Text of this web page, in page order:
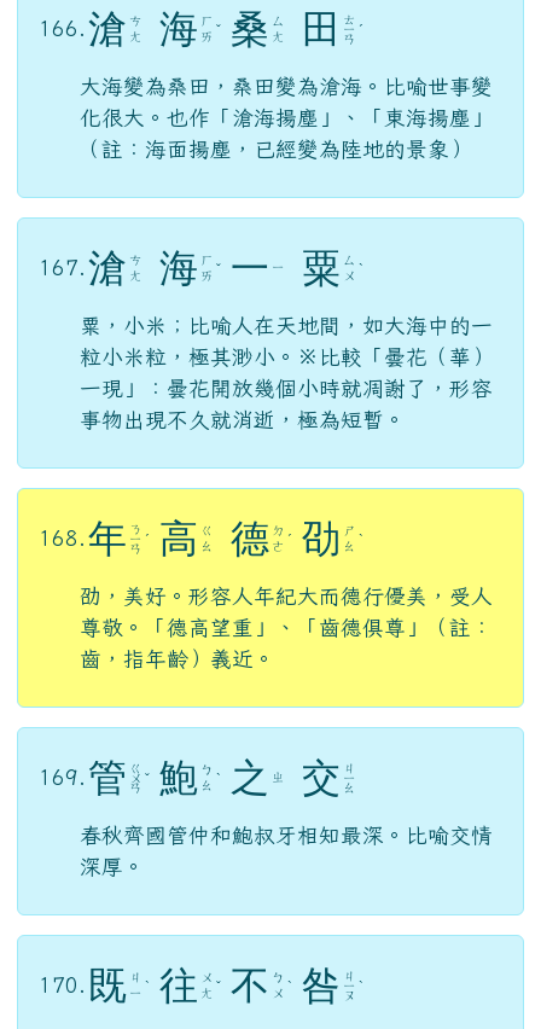
166. 滄 ㄘ
ㄤ
海 ㄏ
ㄞ ˇ 桑 ㄙ
ㄤ
田 ㄊ
ㄧ
ㄢ
ˊ
大海變為桑田，桑田變為滄海。比喻世事變
化很大。也作「滄海揚塵」、「東海揚塵」
（註：海面揚塵，已經變為陸地的景象）
167. 滄 ㄘ
ㄤ
海 ㄏ
ㄞ ˇ 一 ㄧ 粟 ㄙ
ㄨ ˋ
粟，小米；比喻人在天地間，如大海中的一
粒小米粒，極其渺小。※比較「曇花（華）
一現」：曇花開放幾個小時就凋謝了，形容
事物出現不久就消逝，極為短暫。
168. 年 ㄋ
ㄧ
ㄢ
ˊ 高 ㄍ
ㄠ
德 ㄉ
ㄜ ˊ 劭 ㄕ
ㄠ ˋ
劭，美好。形容人年紀大而德行優美，受人
尊敬。「德高望重」、「齒德俱尊」（註：
齒，指年齡）義近。
169. 管 ㄍ
ㄨ
ㄢ
ˇ 鮑 ㄅ
ㄠ ˋ 之 ㄓ 交 ㄐ
ㄧ
ㄠ
春秋齊國管仲和鮑叔牙相知最深。比喻交情
深厚。
170. 既 ㄐ
ㄧ ˋ 往 ㄨ
ㄤ ˇ 不 ㄅ
ㄨ ˋ 咎 ㄐ
ㄧ
ㄡ
ˋ